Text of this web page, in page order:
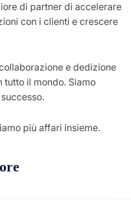
di partner di accelerare
con i clienti e crescere
e dedizione
il mondo. Siamo
più affari insieme.